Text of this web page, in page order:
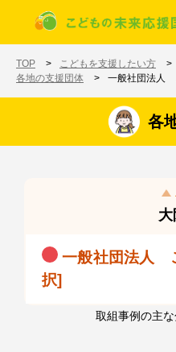
メインコンテンツに移動
TOP こどもを支援したい方
各地の支援団体
一般社団法人
各
一般社団法人
択]
取組事例の主